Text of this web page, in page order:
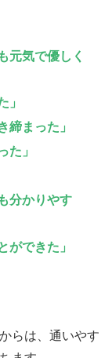
元気で優しく
」
締まった」
た」
分かりやす
ができた」
らは、通いやす